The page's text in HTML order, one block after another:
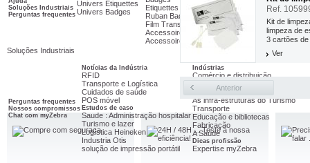
Soluções Industriais
Perguntas frequentes
Univers Etiquettes
Univers Badges
Etiquettes
Ruban Badgeuse
Film Transfert Thermique
Accessoires Imprimante
Accessoires Badgeuse
Todas nossas
Soluções Industriais
Perguntas frequentes
Nossos compromissos
Chat com myZebra
Notícias da Indústria
RFID
Transporte e Logística
Cuidados de saúde
POS móvel
Estudos de caso
Saude : Administração hospitalar
Turismo e lazer
Logística Heineken
Industria Otis
solução de impressão portátil
Indústrias
Comércio e distribuição
A segurança
Serviços postais e distribuição de
As infra-estruturas do Turismo
Transporte
Educação e bibliotecas
Fabricação
A Saúde
Dicas profissão
Expertise myZebra
Ref.
Kit de
limpeza de
3 cartões
Ver
Anterior